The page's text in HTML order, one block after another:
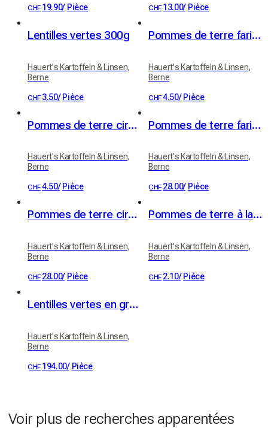
CHF 19.90/ Pièce CHF 13.00/ Pièce
Lentilles vertes 300g
Hauert's Kartoffeln & Linsen,
Berne
CHF 3.50/ Pièce
Pommes de terre farineuses (variété Victoria)
Hauert's Kartoffeln & Linsen,
Berne
CHF4.50/ Pièce
Pommes de terre cireuses (variété Erika)
Hauert's Kartoffeln & Linsen,
Berne
CHF4.50/ Pièce
Pommes de terre farineuses 20kg
Hauert's Kartoffeln & Linsen,
Berne
CHF 28.00/ Pièce
Pommes de terre cireuses 20kg
Hauert's Kartoffeln & Linsen,
Berne
CHF 28.00/ Pièce
Pommes de terre à la cire, pommes de terre à raclette 1kg
Hauert's Kartoffeln & Linsen,
Berne
CHF 2.10/ Pièce
Lentilles vertes en grand contenant de 25kg
Hauert's Kartoffeln & Linsen,
Berne
CHF 194.00/ Pièce
Voir plus de recherches apparentées